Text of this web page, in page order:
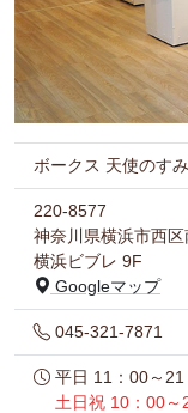
ボークス 天使のす
220-8577
神奈川県横浜市西
横浜ビブレ 9F
Googleマップ
045-321-7871
平日 11：00～21
土日祝 10：00～